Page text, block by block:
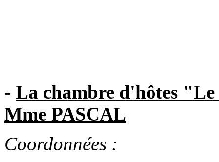
- La chambre d'hôtes
Mme PASCAL
Coordonnées :